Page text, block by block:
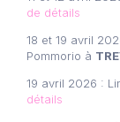
de détails
18 et 19 avril
Pommorio à
19 avril 2026 :
détails